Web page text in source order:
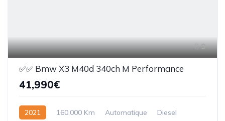
9
✅️✅️ Bmw X3 M40d 340ch M Performance
41,990€
2021 160,000 Km Automatique
Diesel